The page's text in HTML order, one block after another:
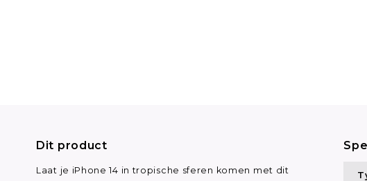
Dit product
Laat je iPhone 14 in tropische sferen komen met dit